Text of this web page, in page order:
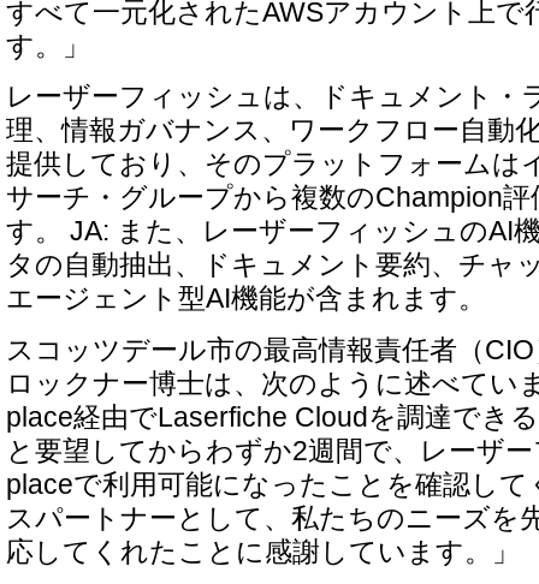
すべて一元化されたAWSアカウント上で
す。」
レーザーフィッシュは、ドキュメント・
理、情報ガバナンス、ワークフロー自動
提供しており、そのプラットフォームは
サーチ・グループから複数のChampion
す。 JA: また、レーザーフィッシュのAI
タの自動抽出、ドキュメント要約、チャ
エージェント型AI機能が含まれます。
スコッツデール市の最高情報責任者（
ロックナー博士は、次のように述べてい
place経由でLaserfiche Cloudを調達でき
と要望してからわずか2週間で、レーザ
placeで利用可能になったことを確認し
スパートナーとして、私たちのニーズを
応してくれたことに感謝しています。」